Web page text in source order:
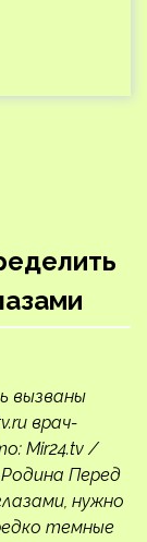
вызваны
врач-
Mir24.tv /
Перед
нужно
темные